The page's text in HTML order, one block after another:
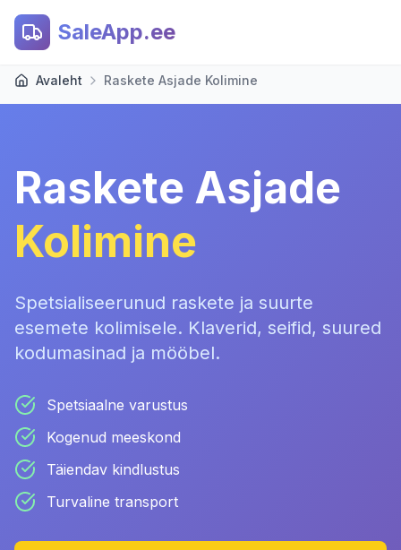
SaleApp.ee
Avaleht Raskete Asjade Kolimine
Raskete Asjade
Kolimine
Spetsialiseerunud raskete ja suurte
esemete kolimisele. Klaverid, seifid, suured
kodumasinad ja mööbel.
Spetsiaalne varustus
Kogenud meeskond
Täiendav kindlustus
Turvaline transport